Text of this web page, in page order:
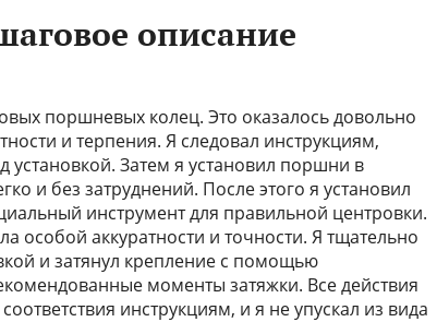
описание
поршневых колец. Это оказалось довольно
и терпения. Я следовал инструкциям,
Затем я установил поршни в
и без затруднений. После этого я установил
инструмент для правильной центровки.
особой аккуратности и точности. Я тщательно
и затянул крепление с помощью
моменты затяжки. Все действия
инструкциям, и я не упускал из вида